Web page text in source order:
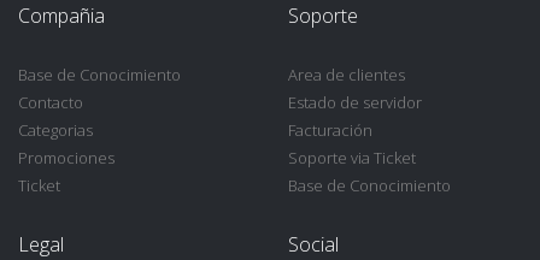
Compañia
Base de Conocimiento
Contacto
Categorias
Promociones
Ticket
Soporte
Area de clientes
Estado de servidor
Facturación
Soporte via Ticket
Base de Conocimiento
Legal Social